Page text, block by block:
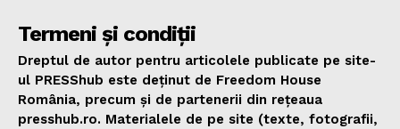
Termeni și condiții
Dreptul de autor pentru articolele publicate pe site-
ul PRESShub este deținut de Freedom House
România, precum și de partenerii din rețeaua
presshub.ro. Materialele de pe site (texte, fotografii,